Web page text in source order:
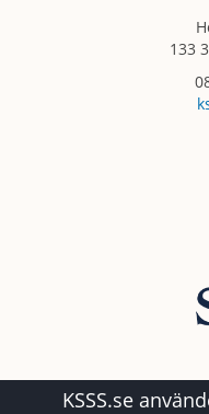
KSSS.se
133